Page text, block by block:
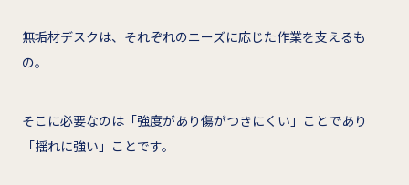
無垢材デスクは、それぞれのニーズに応じた作業を支えるも
の。
そこに必要なのは「強度があり傷がつきにくい」ことであり
「揺れに強い」ことです。